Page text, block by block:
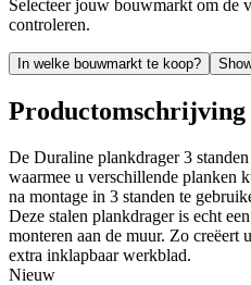
Selecteer jouw bouwmarkt om de
controleren.
In welke bouwmarkt te koop?
Productomschrijving
De Duraline plankdrager 3
waarmee u verschillende planken
na montage in 3 standen te
Deze stalen plankdrager is echt
monteren aan de muur. Zo creëert
extra inklapbaar werkblad.
Nieuw